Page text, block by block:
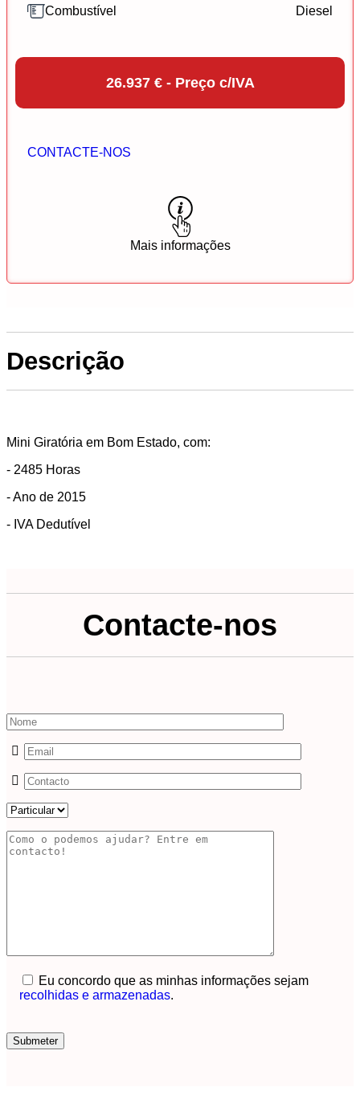
Combustível Diesel
26.937 € - Preço c/IVA
CONTACTE-NOS
Mais informações
Descrição
Mini Giratória em Bom Estado, com:
- 2485 Horas
- Ano de 2015
- IVA Dedutível
Contacte-nos
Eu concordo que as minhas informações sejam
recolhidas e armazenadas.